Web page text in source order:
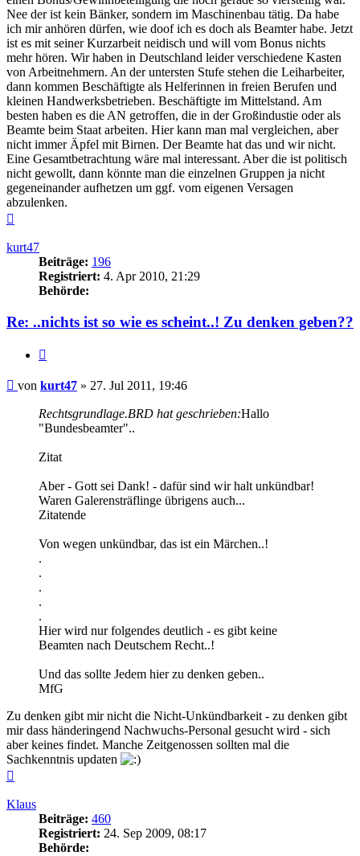
Nee der ist kein Bänker, sondern im Maschinenbau tätig. Da habe
ich mir anhören dürfen, wie doof ich es doch als Beamter habe. Jetzt
ist es mit seiner Kurzarbeit neidisch und will vom Bonus nichts
mehr hören. Wir haben in Deutschland leider verschiedene Kasten
von Arbeitnehmern. An der untersten Stufe stehen die Leiharbeiter,
dann kommen Beschäftigte als Helferinnen in freien Berufen und
kleinen Handwerksbetrieben. Beschäftigte im Mittelstand. Am
besten haben es die AN getroffen, die in der Großindustie oder als
Beamte beim Staat arbeiten. Hier kann man mal vergleichen, aber
nicht immer Äpfel mit Birnen. Der Beamte hat das und wir nicht.
Eine Gesamtbetrachtung wäre mal interessant. Aber die ist politisch
nicht gewollt, dann könnte man die einzelnen Gruppen ja nicht
gegeneinander aufhetzen um ggf. vom eigenen Versagen
abzulenken.
kurt47
Beiträge: 196
Registriert: 4. Apr 2010, 21:29
Behörde:
Re: ..nichts ist so wie es scheint..! Zu denken geben??
Beitrag
von kurt47 » 27. Jul 2011, 19:46
Rechtsgrundlage.BRD hat geschrieben:Hallo
"Bundesbeamter"..
Zitat
Aber - Gott sei Dank! - dafür sind wir halt unkündbar!
Waren Galerensträflinge übrigens auch...
Zitatende
Von wegen unkündbar, das ist ein Märchen..!
.
.
.
.
.
Hier wird nur folgendes deutlich - es gibt keine
Beamten nach Deutschem Recht..!
Und das sollte Jedem hier zu denken geben..
MfG
Zu denken gibt mir nicht die Nicht-Unkündbarkeit - zu denken gibt
mir dass händeringend Nachwuchs-Personal gesucht wird - sich
aber keines findet. Manche Zeitgenossen sollten mal die
Sachkenntnis updaten
Klaus
Beiträge: 460
Registriert: 24. Sep 2009, 08:17
Behörde: